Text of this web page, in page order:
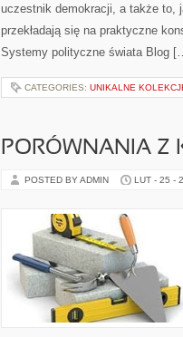
uczestnik demokracji, a także to,
przekładają się na praktyczne
Systemy polityczne świata Blog
CATEGORIES: UNIKALNE
PORÓWNANIA Z
POSTED BY ADMIN LUT - 25 -